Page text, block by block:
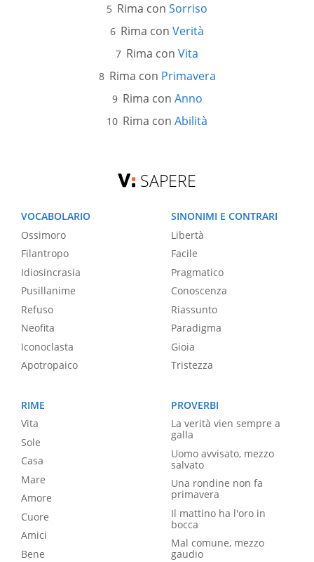
Rima con Sorriso
Rima con Verità
Rima con Vita
Rima con Primavera
Rima con Anno
Rima con Abilità
SAPERE
VOCABOLARIO
Ossimoro
Filantropo
Idiosincrasia
Pusillanime
Refuso
Neofita
Iconoclasta
Apotropaico
SINONIMI E CONTRARI
Libertà
Facile
Pragmatico
Conoscenza
Riassunto
Paradigma
Gioia
Tristezza
RIME
Vita
Sole
Casa
Mare
Amore
Cuore
Amici
Bene
PROVERBI
La verità vien sempre a
galla
Uomo avvisato, mezzo
salvato
Una rondine non fa
primavera
Il mattino ha l'oro in
bocca
Mal comune, mezzo
gaudio